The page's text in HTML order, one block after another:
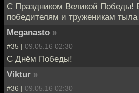
С Праздником Великой Победы!
победителям и труженикам тыла
Meganasto »
#35 | 09.05.16 02:30
С Днём Победы!
Viktur »
#36 | 09.05.16 02:30